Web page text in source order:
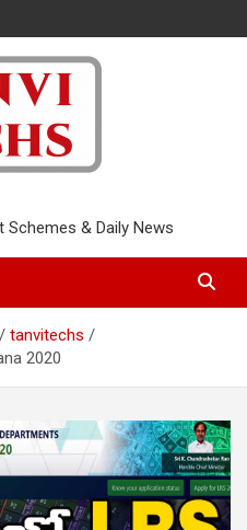
Schemes & Daily News
tanvitechs
2020